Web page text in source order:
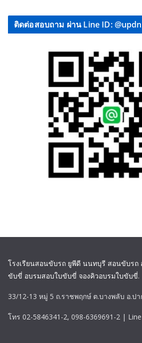
ติดต่อสอบถาม ผ่าน Line ID:
โรงเรียนสอนขับรถ ยูพีดี นนทบุรี สอนขับรถ
ขับขี่ อบรมสอบใบขับขี่ จองคิวอบรมใบขับขี่.
33/12-13 หมู่ 5 ถ.ราชพฤกษ์ ต.บางพลับ อ.ป
โทร 02-5846341-2, 098-6369691-2 |